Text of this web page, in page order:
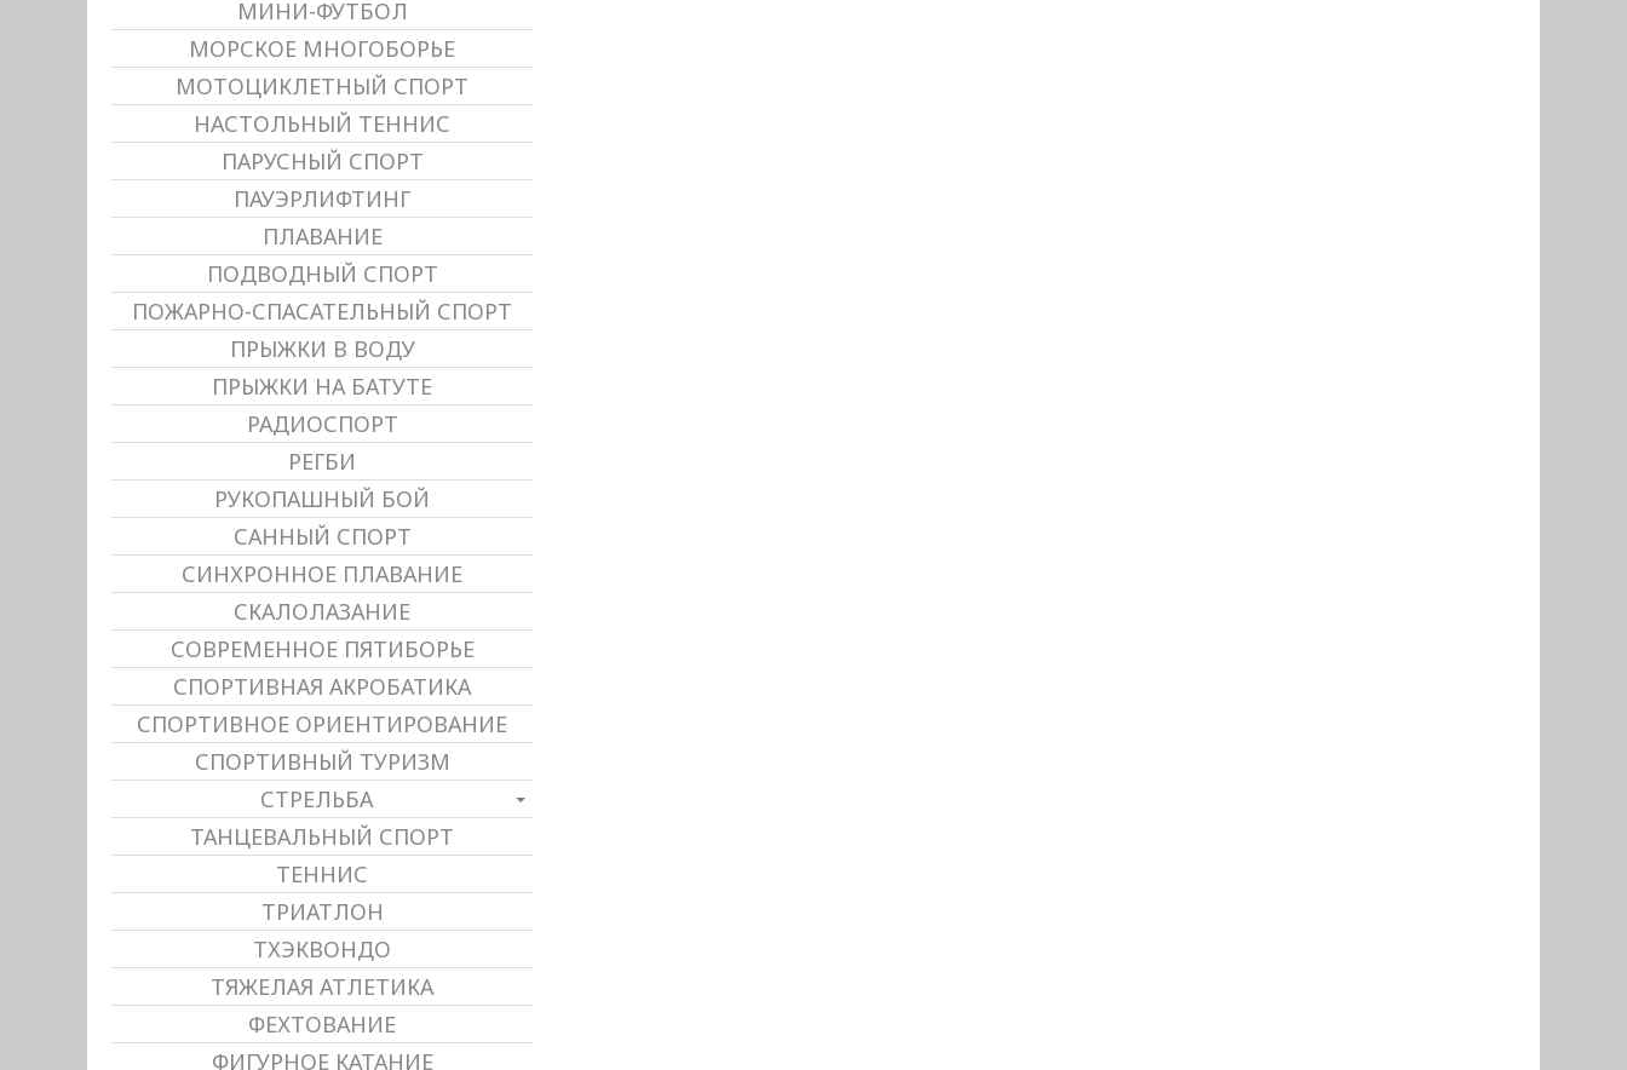
МИНИ-ФУТБОЛ
МОРСКОЕ МНОГОБОРЬЕ
МОТОЦИКЛЕТНЫЙ СПОРТ
НАСТОЛЬНЫЙ ТЕННИС
ПАРУСНЫЙ СПОРТ
ПАУЭРЛИФТИНГ
ПЛАВАНИЕ
ПОДВОДНЫЙ СПОРТ
ПОЖАРНО-СПАСАТЕЛЬНЫЙ СПОРТ
ПРЫЖКИ В ВОДУ
ПРЫЖКИ НА БАТУТЕ
РАДИОСПОРТ
РЕГБИ
РУКОПАШНЫЙ БОЙ
САННЫЙ СПОРТ
СИНХРОННОЕ ПЛАВАНИЕ
СКАЛОЛАЗАНИЕ
СОВРЕМЕННОЕ ПЯТИБОРЬЕ
СПОРТИВНАЯ АКРОБАТИКА
СПОРТИВНОЕ ОРИЕНТИРОВАНИЕ
СПОРТИВНЫЙ ТУРИЗМ
СТРЕЛЬБА
ТАНЦЕВАЛЬНЫЙ СПОРТ
ТЕННИС
ТРИАТЛОН
ТХЭКВОНДО
ТЯЖЕЛАЯ АТЛЕТИКА
ФЕХТОВАНИЕ
ФИГУРНОЕ КАТАНИЕ